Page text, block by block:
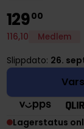
12900
116,10 Medlem
Slippdato: 26.
Lagerstatus